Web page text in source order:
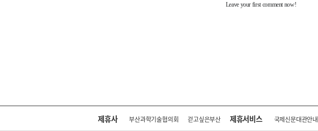
제휴사 부산과학기술협의회 걷고싶은부산 제휴서비스 국제신문대관안내